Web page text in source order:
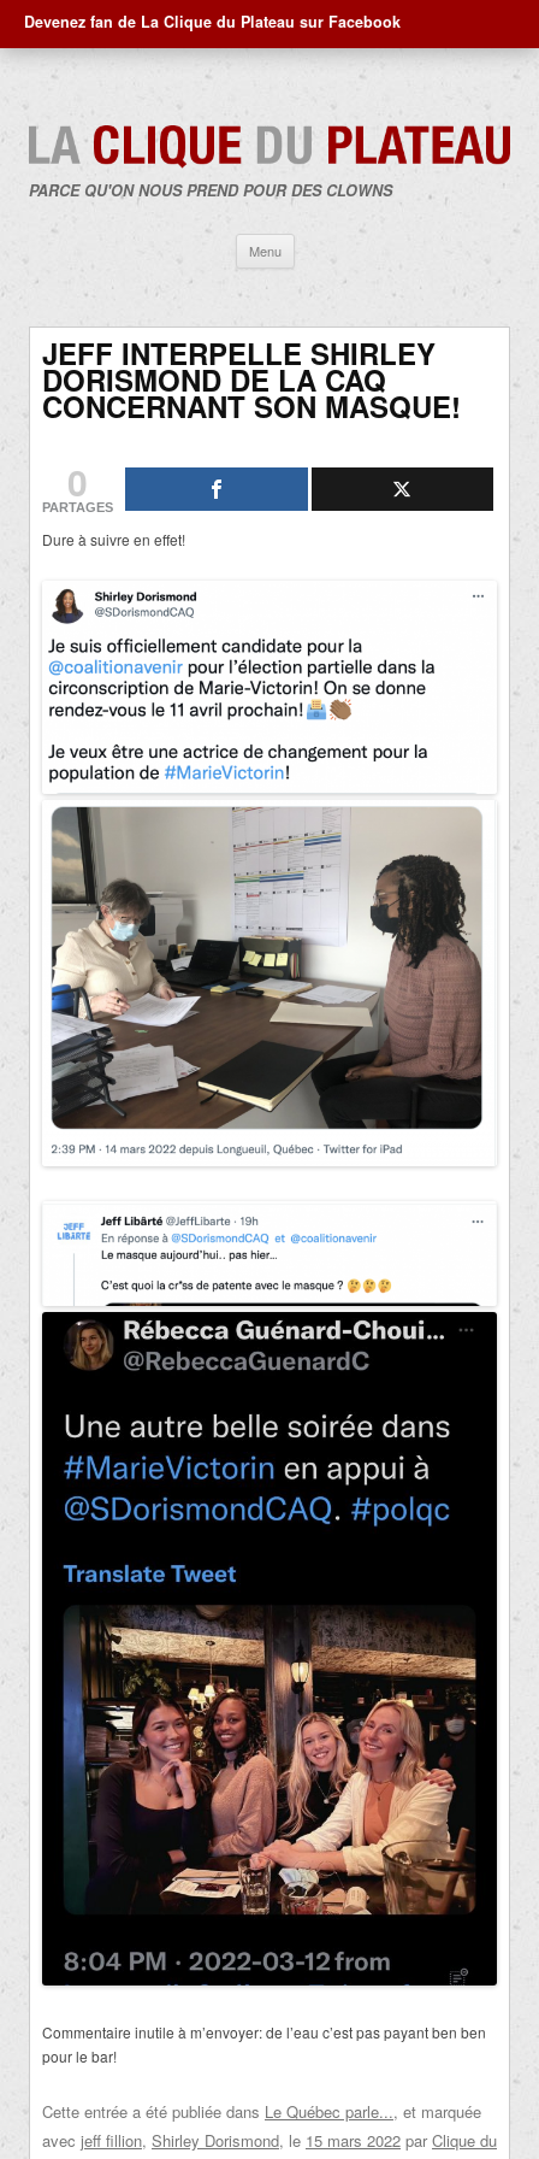
Devenez fan de La Clique du Plateau sur Facebook
PARCE QU'ON NOUS PREND POUR DES CLOWNS
Menu
contenu
JEFF INTERPELLE SHIRLEY
DORISMOND DE LA CAQ
CONCERNANT SON MASQUE!
0
PARTAGES
Dure à suivre en effet!
Commentaire inutile à m’envoyer: de l’eau c’est pas payant ben ben
pour le bar!
Cette entrée a été publiée dans Le Québec parle..., et marquée
avec jeff fillion, Shirley Dorismond, le 15 mars 2022 par Clique du